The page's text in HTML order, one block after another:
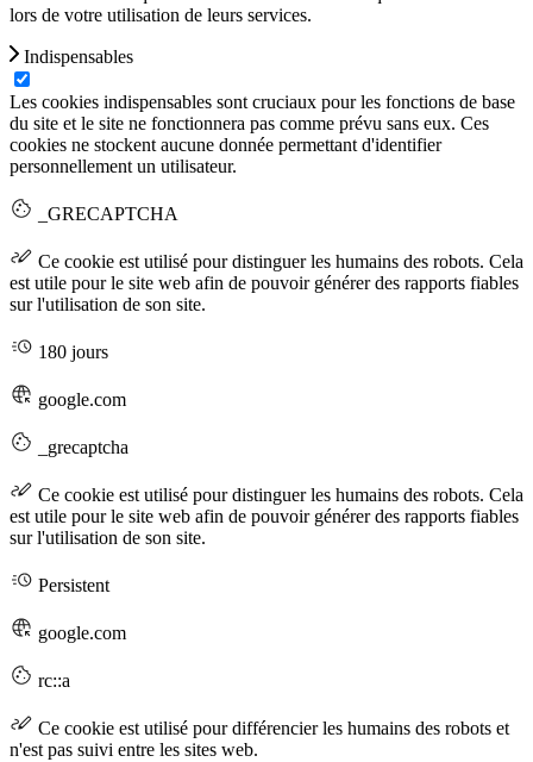
lors de votre utilisation de leurs services.
Indispensables
Les cookies indispensables sont cruciaux pour les fonctions de base
du site et le site ne fonctionnera pas comme prévu sans eux. Ces
cookies ne stockent aucune donnée permettant d'identifier
personnellement un utilisateur.
_GRECAPTCHA
Ce cookie est utilisé pour distinguer les humains des robots. Cela
est utile pour le site web afin de pouvoir générer des rapports fiables
sur l'utilisation de son site.
180 jours
google.com
_grecaptcha
Ce cookie est utilisé pour distinguer les humains des robots. Cela
est utile pour le site web afin de pouvoir générer des rapports fiables
sur l'utilisation de son site.
Persistent
google.com
rc::a
Ce cookie est utilisé pour différencier les humains des robots et
n'est pas suivi entre les sites web.